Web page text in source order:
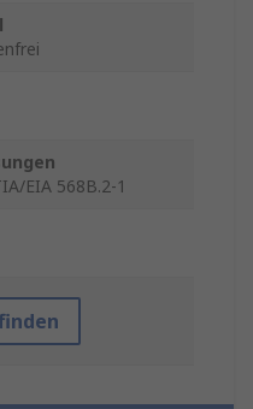
EIA 568B.2-1